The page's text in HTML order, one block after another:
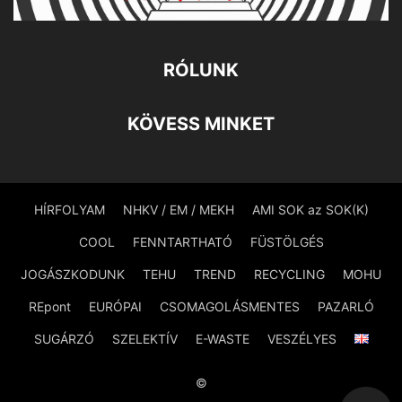
RÓLUNK
KÖVESS MINKET
HÍRFOLYAM NHKV / EM / MEKH AMI SOK az SOK(K)
COOL FENNTARTHATÓ FÜSTÖLGÉS
JOGÁSZKODUNK TEHU TREND RECYCLING MOHU
REpont EURÓPAI CSOMAGOLÁSMENTES PAZARLÓ
SUGÁRZÓ SZELEKTÍV E-WASTE VESZÉLYES
©